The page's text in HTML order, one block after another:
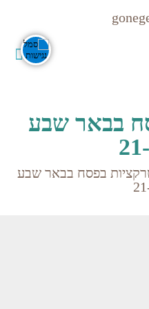
בבאר שבע
בפסח בבאר שבע